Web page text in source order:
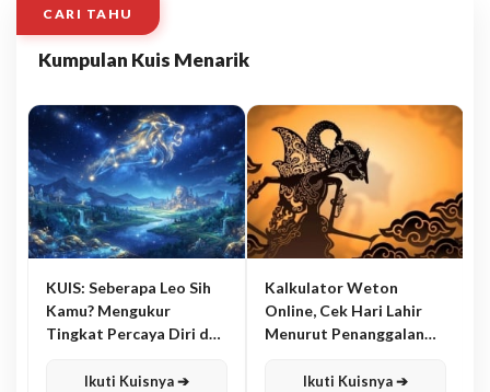
CARI TAHU
Kumpulan Kuis Menarik
KUIS: Seberapa Leo Sih
Kamu? Mengukur
Tingkat Percaya Diri dan
Ikuti Kuisnya ➔
Kalkulator Weton
Online, Cek Hari Lahir
Menurut Penanggalan
Ikuti Kuisnya ➔